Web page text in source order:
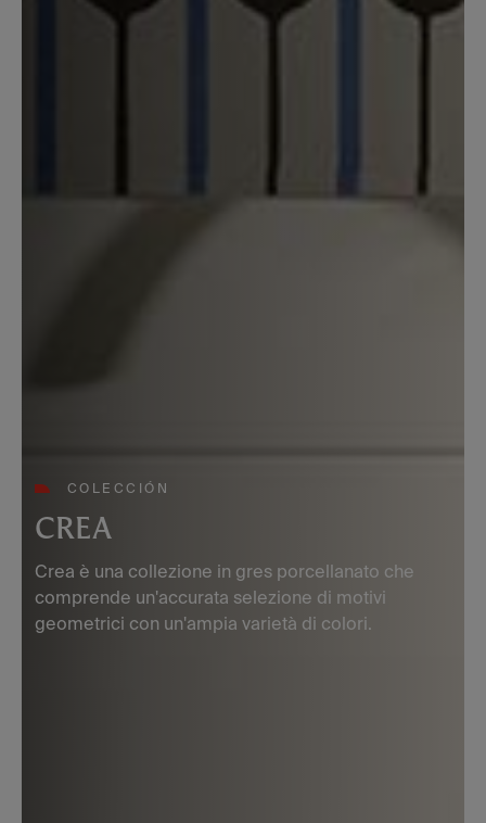
COLECCIÓN
CREA
Crea è una collezione in gres porcellanato che
comprende un'accurata selezione di motivi
geometrici con un'ampia varietà di colori.